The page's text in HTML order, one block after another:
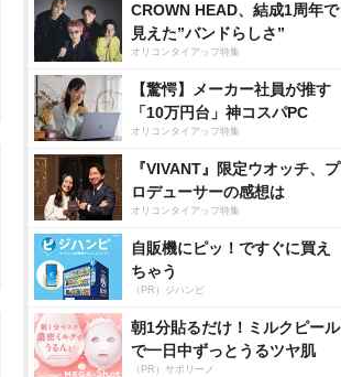
CROWN HEAD、結成1周年で
見えた”バンドらしさ”
オリコンタイアップ特集
【驚愕】メーカー社員が推す
「10万円台」神コスパPC
オリコンタイアップ特集
『VIVANT』限定ウオッチ、プ
ロデューサーの感想は
オリコンタイアップ特集
自販機にピッ！ですぐに買え
ちゃう
（PR）ジハンピ
朝1分貼るだけ！ミルクピール
で一日中ずっとうるツヤ肌
（PR）サボリーノ